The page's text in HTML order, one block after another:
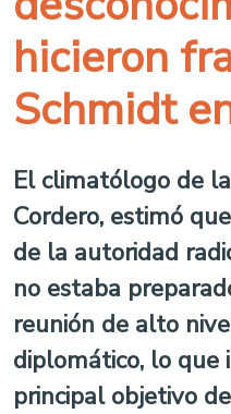
hicieron
Schmidt
El climatólogo de
Cordero, estimó
de la autoridad
no estaba
reunión de alto
diplomático, lo que
principal objetivo